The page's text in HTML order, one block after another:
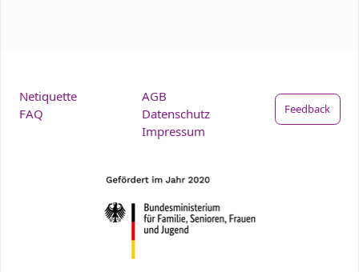
Netiquette
FAQ
AGB
Datenschutz
Impressum
Feedback